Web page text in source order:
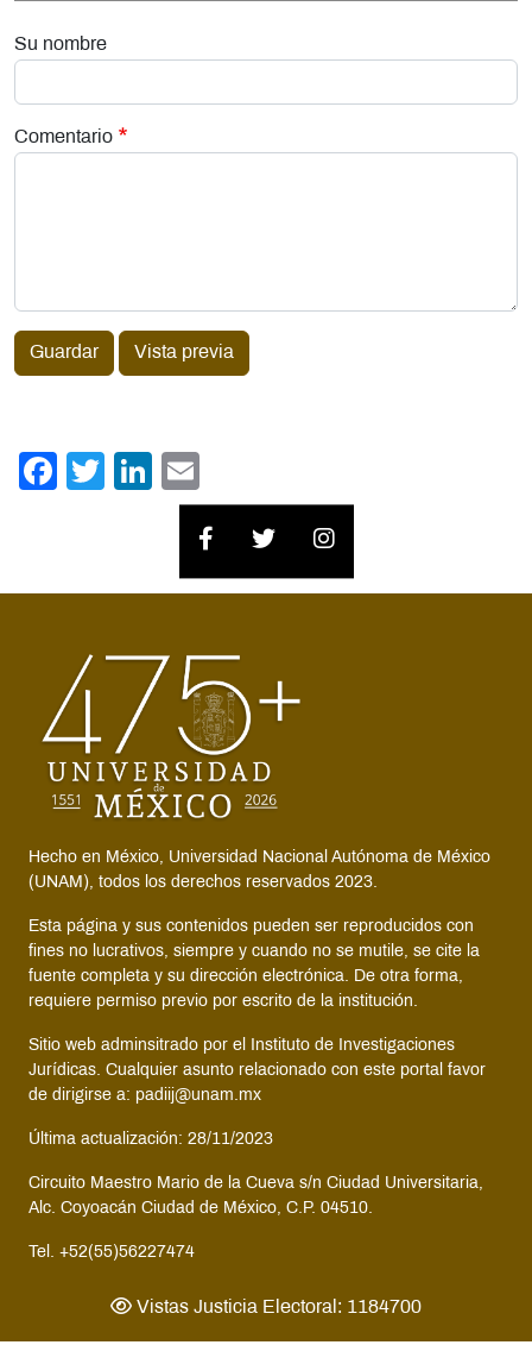
Su nombre
Comentario
Guardar Vista previa
Facebook
TwitterLinkedIn
Hecho en México, Universidad Nacional Autónoma de México
(UNAM), todos los derechos reservados 2023.
Esta página y sus contenidos pueden ser reproducidos con
fines no lucrativos, siempre y cuando no se mutile, se cite la
fuente completa y su dirección electrónica. De otra forma,
requiere permiso previo por escrito de la institución.
Sitio web adminsitrado por el Instituto de Investigaciones
Jurídicas. Cualquier asunto relacionado con este portal favor
de dirigirse a: padiij@unam.mx
Última actualización: 28/11/2023
Circuito Maestro Mario de la Cueva s/n Ciudad Universitaria,
Alc. Coyoacán Ciudad de México, C.P. 04510.
Tel. +52(55)56227474
Vistas Justicia Electoral: 1184700